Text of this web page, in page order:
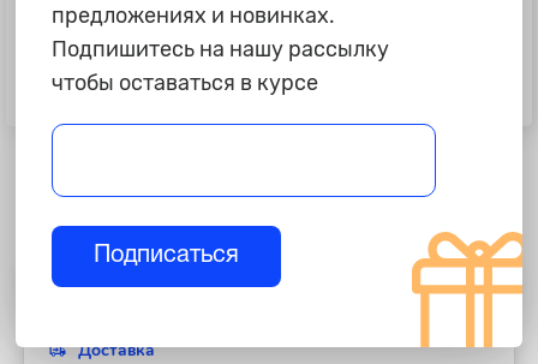
205 ₽
Набор переходников для щеток
205 ₽
Набор переходников для щеток
Доставка
предложениях и новинках.
Подпишитесь на нашу рассылку
чтобы оставаться в курсе
Подписаться